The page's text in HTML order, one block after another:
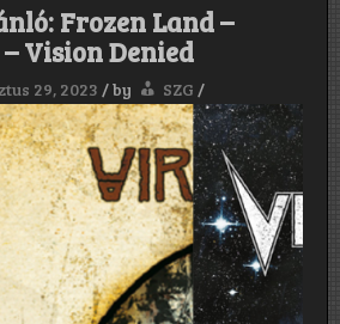
Frozen Land –
Vision Denied
29, 2023 /by SZG /